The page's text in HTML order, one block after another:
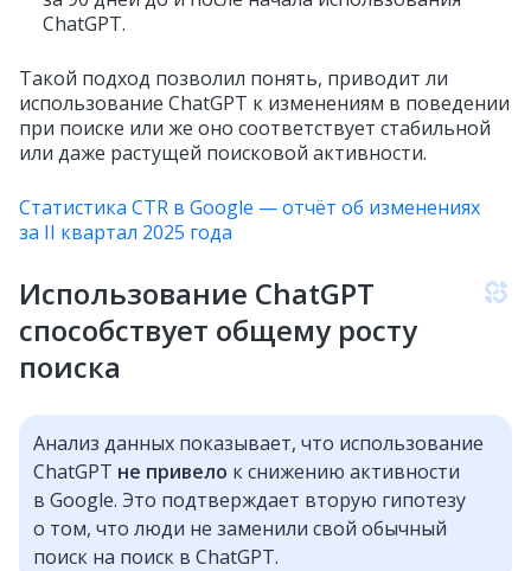
ChatGPT.
Такой подход позволил понять, приводит ли
использование ChatGPT к изменениям в поведении
при поиске или же оно соответствует стабильной
или даже растущей поисковой активности.
Статистика CTR в Google — отчёт об изменениях
за II квартал 2025 года
Использование ChatGPT
способствует общему росту
поиска
Анализ данных показывает, что использование
ChatGPT не привело к снижению активности
в Google. Это подтверждает вторую гипотезу
о том, что люди не заменили свой обычный
поиск на поиск в ChatGPT.